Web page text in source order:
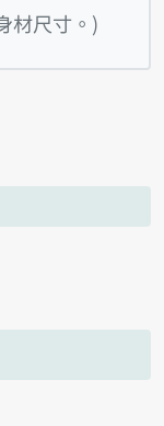
ài sing
材尺寸。)